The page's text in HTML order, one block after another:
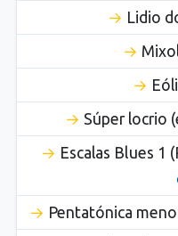
Lidio
Súper locrio
Escalas Blues 1
Pentatónica